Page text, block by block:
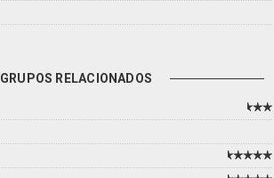
GRUPOS RELACIONADOS